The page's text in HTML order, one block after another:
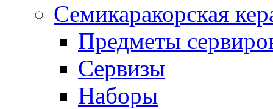
Семикаракорская
Предметы
Сервизы
Наборы